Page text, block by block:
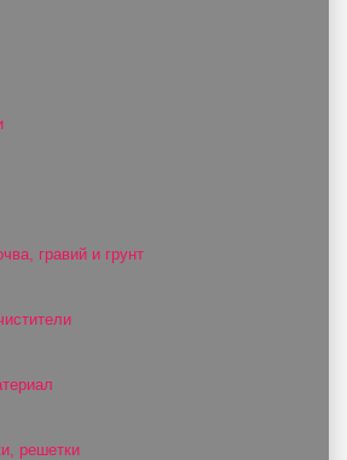
гравий и грунт
решетки